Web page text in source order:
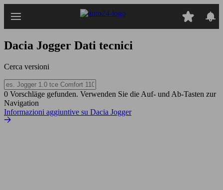
Dacia Jogger Dati tecnici
Cerca versioni
0 Vorschläge gefunden. Verwenden Sie die Auf- und Ab-Tasten zur
Navigation
Informazioni aggiuntive su Dacia Jogger